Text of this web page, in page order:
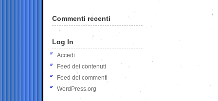
Commenti recenti
Log In
Accedi
Feed dei contenuti
Feed dei commenti
WordPress.org